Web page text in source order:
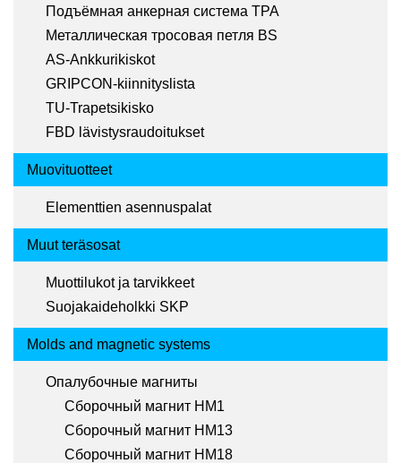
Подъёмная анкерная система TPA
Металлическая тросовая петля BS
AS-Ankkurikiskot
GRIPCON-kiinnityslista
TU-Trapetsikisko
FBD lävistysraudoitukset
Muovituotteet
Elementtien asennuspalat
Muut teräsosat
Muottilukot ja tarvikkeet
Suojakaideholkki SKP
Molds and magnetic systems
Опалубочные магниты
Сборочный магнит HM1
Сборочный магнит HM13
Сборочный магнит HM18